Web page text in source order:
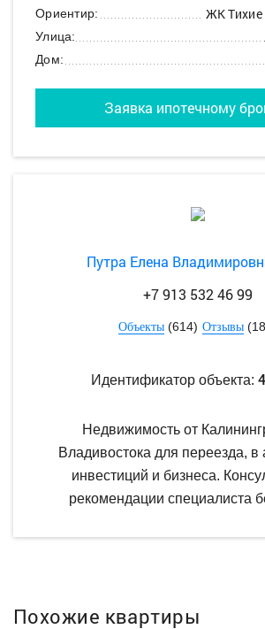
Ориентир: ЖК Тихие
Улица:
Дом:
Заявка ипотечному
Путра Елена
+7 913 532 46 99
Объекты (614) Отзывы
Идентификатор объекта:
Недвижимость от
Владивостока для переезда, в
инвестиций и бизнеса.
рекомендации специалиста
Похожие квартиры